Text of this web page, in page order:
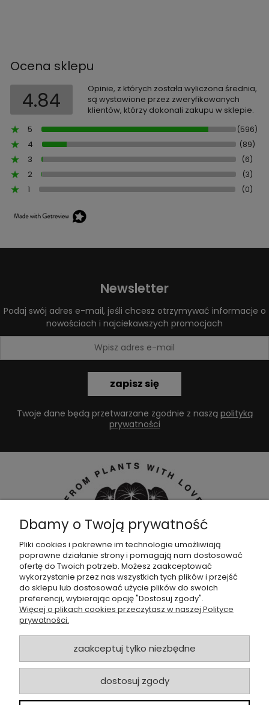
Ocena sklepu
4.84
Opinie, z których została wyliczona średnia,
są wystawione przez zweryfikowanych
klientów, którzy dokonali zakupu w sklepie.
5
(596)
4 (89)
3 (6)
2 (3)
1 (0)
Newsletter
Podaj swój adres e-mail, jeśli chcesz otrzymywać informacje o
nowościach i najciekawszych promocjach
zapisz się
Twoje dane będą przetwarzane zgodnie z naszą polityką
prywatności
Dołącz do naszejgrupy facebookowej !
POMOC
SKLEP
Dbamy o Twoją prywatność
Pliki cookies i pokrewne im technologie umożliwiają
poprawne działanie strony i pomagają nam dostosować
ofertę do Twoich potrzeb. Możesz zaakceptować
wykorzystanie przez nas wszystkich tych plików i przejść
do sklepu lub dostosować użycie plików do swoich
preferencji, wybierając opcję "Dostosuj zgody".
Więcej o plikach cookies przeczytasz w naszej Polityce
prywatności.
zaakceptuj tylko niezbędne
dostosuj zgody